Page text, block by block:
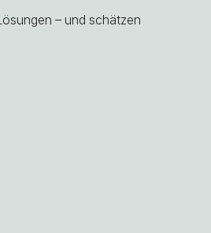
– und schätzen